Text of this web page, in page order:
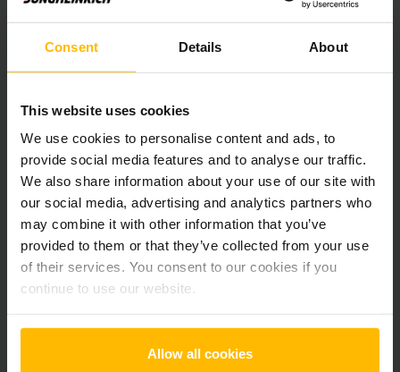
Consent Details About
This website uses cookies
We use cookies to personalise content and ads, to
provide social media features and to analyse our traffic.
We also share information about your use of our site with
our social media, advertising and analytics partners who
may combine it with other information that you’ve
provided to them or that they’ve collected from your use
of their services. You consent to our cookies if you
continue to use our website.
Allow all cookies
Výška zdvihu
Nosnost 1300 kg
Výška 2165 mm
Délka vidlí 1200 mm
Typ sloupu Triplex s volným zdvihem
Typ pohonu Elektrický